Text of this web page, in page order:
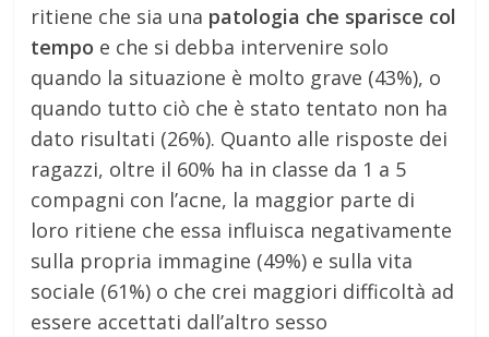
ritiene che sia una patologia che sparisce col
tempo e che si debba intervenire solo
quando la situazione è molto grave (43%), o
quando tutto ciò che è stato tentato non ha
dato risultati (26%). Quanto alle risposte dei
ragazzi, oltre il 60% ha in classe da 1 a 5
compagni con l’acne, la maggior parte di
loro ritiene che essa influisca negativamente
sulla propria immagine (49%) e sulla vita
sociale (61%) o che crei maggiori difficoltà ad
essere accettati dall’altro sesso